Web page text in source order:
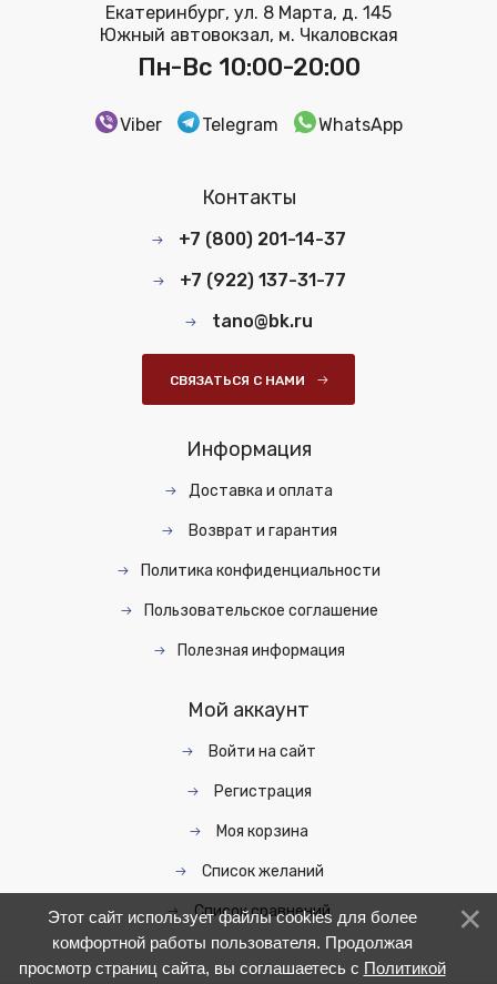
Екатеринбург, ул. 8 Марта, д. 145
Южный автовокзал, м. Чкаловская
Пн-Вс 10:00-20:00
Viber Telegram WhatsApp
Контакты
+7 (800) 201-14-37
+7 (922) 137-31-77
tano@bk.ru
СВЯЗАТЬСЯ С НАМИ
Информация
Доставка и оплата
Возврат и гарантия
Политика конфиденциальности
Пользовательское соглашение
Полезная информация
Мой аккаунт
Войти на сайт
Регистрация
Моя корзина
Список желаний
Список сравнений
Этот сайт использует файлы cookies для более
комфортной работы пользователя. Продолжая
просмотр страниц сайта, вы соглашаетесь с Политикой